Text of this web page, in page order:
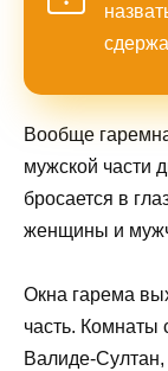
Вообще
мужской части
бросается в
женщины и
Окна гарема
часть. Комнаты
Валиде-